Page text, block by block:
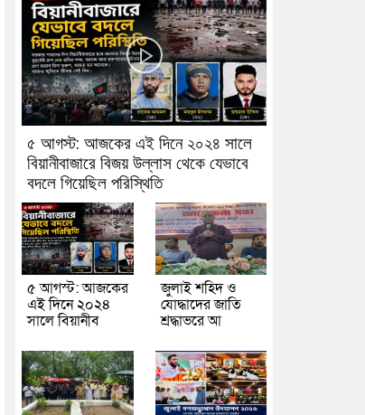
৫ আগস্ট: আজকের এই দিনে ২০২৪ সালে
বিয়ানীবাজারে বিজয় উল্লাস থেকে যেভাবে
বদলে গিয়েছিল পরিস্থিতি
৫ আগস্ট: আজকের
এই দিনে ২০২৪
সালে বিয়ানীব
জুলাই শহিদ ও
যোদ্ধাদের জাতি
শ্রদ্ধাভরে আ